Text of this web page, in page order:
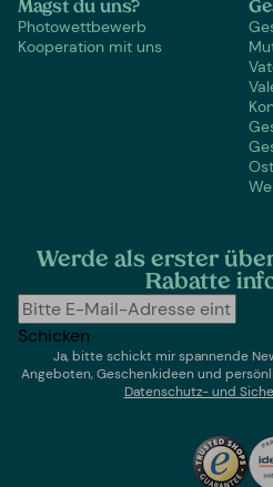
Magst du uns?
Photowettbewerb
Kooperation mit uns
Werde als erster
Rabatte
Schicken
Ja, bitte schickt mir spannende
Angeboten, Geschenkideen und
Datenschutz- und